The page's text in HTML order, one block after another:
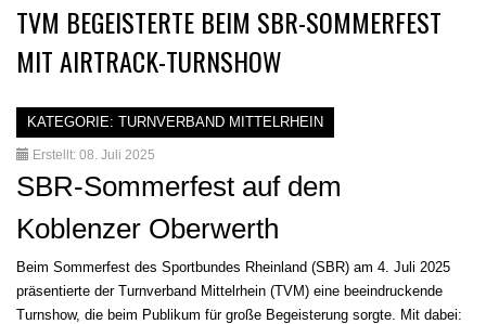
TVM BEGEISTERTE BEIM SBR-SOMMERFEST
MIT AIRTRACK-TURNSHOW
KATEGORIE: TURNVERBAND MITTELRHEIN
Erstellt: 08. Juli 2025
SBR-Sommerfest auf dem
Koblenzer Oberwerth
Beim Sommerfest des Sportbundes Rheinland (SBR) am 4. Juli 2025
präsentierte der Turnverband Mittelrhein (TVM) eine beeindruckende
Turnshow, die beim Publikum für große Begeisterung sorgte. Mit dabei: